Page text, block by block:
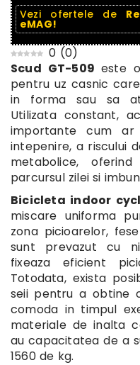
Vezi ofertele de
eMAG!
0 (0)
Scud GT-509 este
pentru uz casnic
in forma sau sa
Utilizata constant,
importante cum
intepenire, a riscului
metabolice,
parcursul zilei si
Bicicleta indoor
miscare uniforma
zona picioarelor,
sunt prevazut cu
fixeaza eficient
Totodata, exista
seii pentru a obtine
comoda in timpul
materiale de inalta
au capacitatea de a
1560 de kg.